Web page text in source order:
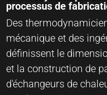
processus de
Des
mécanique et des
définissent le
et la construction de
d'échangeurs de